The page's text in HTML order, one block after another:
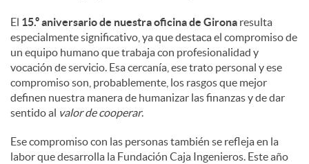
El 15.º aniversario de nuestra oficina de Girona resulta
especialmente significativo, ya que destaca el compromiso de
un equipo humano que trabaja con profesionalidad y
vocación de servicio. Esa cercanía, ese trato personal y ese
compromiso son, probablemente, los rasgos que mejor
definen nuestra manera de humanizar las finanzas y de dar
sentido al valor de cooperar.
Ese compromiso con las personas también se refleja en la
labor que desarrolla la Fundación Caja Ingenieros. Este año